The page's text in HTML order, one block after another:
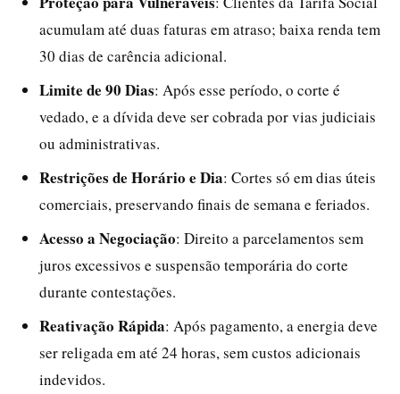
acumulam até duas faturas em atraso; baixa renda tem
30 dias de carência adicional.
Limite de 90 Dias: Após esse período, o corte é
vedado, e a dívida deve ser cobrada por vias judiciais
ou administrativas.
Restrições de Horário e Dia: Cortes só em dias úteis
comerciais, preservando finais de semana e feriados.
Acesso a Negociação: Direito a parcelamentos sem
juros excessivos e suspensão temporária do corte
durante contestações.
Reativação Rápida: Após pagamento, a energia deve
ser religada em até 24 horas, sem custos adicionais
indevidos.